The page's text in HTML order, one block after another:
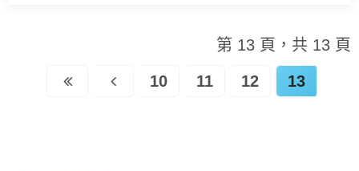
第 13 頁，共 13 頁
10 11 12 13